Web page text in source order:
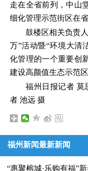
走在全省前列，中山
细化管理示范街区在
鼓楼区相关负责
万”活动暨“环境大清
化管理的一个重要创
建设高颜值生态示范
福州日报记者 莫
者 池远 摄
福州新闻最新新闻
“惠聚榕城·乐购有福”